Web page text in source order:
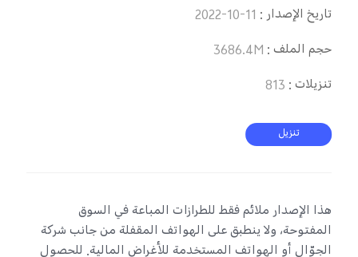
تاريخ الإصدار:
2022-10-11
حجم الملف :
3686.4M
تنزيلات:
813
تنزيل
هذا الإصدار ملائم فقط للطرازات المباعة في السوق
المفتوحة، ولا ينطبق على الهواتف المقفلة من جانب شركة